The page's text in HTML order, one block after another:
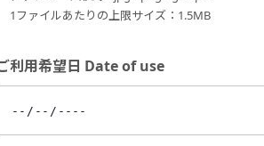
1ファイルあたりの上限サイズ：1.5MB
利用希望日 Date of use